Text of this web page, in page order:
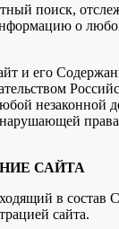
поиск,
о
и его
незаконной
нарушающей
САЙТА
в состав
сайта.